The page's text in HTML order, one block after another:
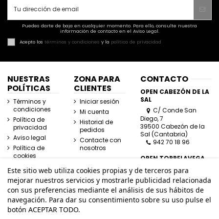
Puedes darte de baja en cualquier momento. Para ello, consulte nuestra
información de contacto en el Aviso Legal.
Acepto los términos y condiciones y la política de privacidad
NUESTRAS
POLÍTICAS
Términos y
condiciones
Política de
privacidad
Aviso legal
Política de
cookies
ZONA PARA
CLIENTES
Iniciar sesión
Mi cuenta
Historial de
pedidos
Contacte con
nosotros
CONTACTO
OPEN CABEZÓN DE LA
SAL
C/ Conde San
Diego, 7
39500 Cabezón de la
Sal (Cantabria)
942 70 18 96
OPEN TORRELAVEGA
C/ José Posada
Herrera, Esquina
Lasaga Larreta
39300 Torrelavega
(Cantabria)
Este sitio web utiliza cookies propias y de terceros para
mejorar nuestros servicios y mostrarle publicidad relacionada
con sus preferencias mediante el análisis de sus hábitos de
navegación. Para dar su consentimiento sobre su uso pulse el
botón ACEPTAR TODO.